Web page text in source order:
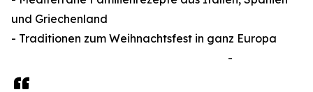
und Griechenland
- Traditionen zum Weihnachtsfest in ganz Europa
-